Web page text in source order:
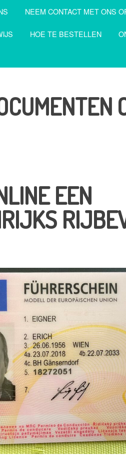
NEEM CONTACT MET ONS
HOE TE BESTELLEN
EEN